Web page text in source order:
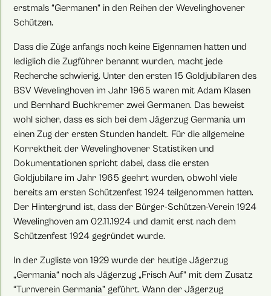
erstmals “Germanen” in den Reihen der Wevelinghovener
Schützen.
Dass die Züge anfangs noch keine Eigennamen hatten und
lediglich die Zugführer benannt wurden, macht jede
Recherche schwierig. Unter den ersten 15 Goldjubilaren des
BSV Wevelinghoven im Jahr 1965 waren mit Adam Klasen
und Bernhard Buchkremer zwei Germanen. Das beweist
wohl sicher, dass es sich bei dem Jägerzug Germania um
einen Zug der ersten Stunden handelt. Für die allgemeine
Korrektheit der Wevelinghovener Statistiken und
Dokumentationen spricht dabei, dass die ersten
Goldjubilare im Jahr 1965 geehrt wurden, obwohl viele
bereits am ersten Schützenfest 1924 teilgenommen hatten.
Der Hintergrund ist, dass der Bürger-Schützen-Verein 1924
Wevelinghoven am 02.11.1924 und damit erst nach dem
Schützenfest 1924 gegründet wurde.
In der Zugliste von 1929 wurde der heutige Jägerzug
„Germania“ noch als Jägerzug „Frisch Auf” mit dem Zusatz
“Turnverein Germania” geführt. Wann der Jägerzug